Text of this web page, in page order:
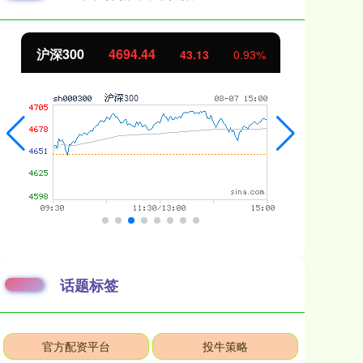
沪深300 4694.44 43.13 0.93%
话题标签
官方配资平台 投牛策略